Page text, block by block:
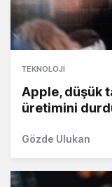
TEKNOLOJI
Apple, düşük
üretimini
Gözde Ulukan